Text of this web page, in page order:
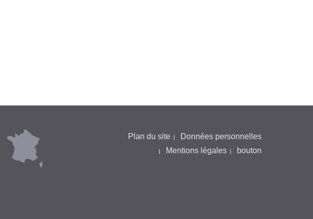
Plan du site
Données personnelles
Mentions légales
bouton